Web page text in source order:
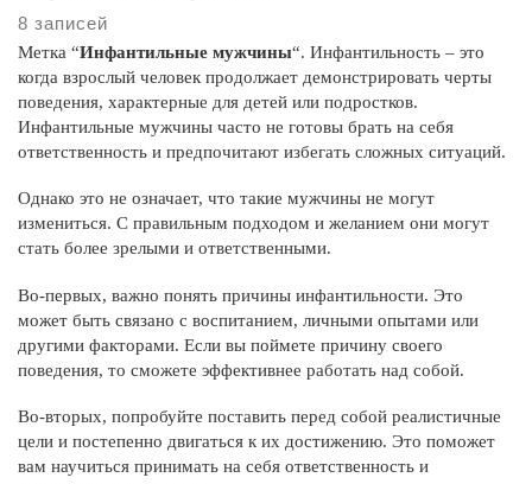
8 записей
Метка “Инфантильные мужчины“. Инфантильность – это
когда взрослый человек продолжает демонстрировать черты
поведения, характерные для детей или подростков.
Инфантильные мужчины часто не готовы брать на себя
ответственность и предпочитают избегать сложных ситуаций.
Однако это не означает, что такие мужчины не могут
измениться. С правильным подходом и желанием они могут
стать более зрелыми и ответственными.
Во-первых, важно понять причины инфантильности. Это
может быть связано с воспитанием, личными опытами или
другими факторами. Если вы поймете причину своего
поведения, то сможете эффективнее работать над собой.
Во-вторых, попробуйте поставить перед собой реалистичные
цели и постепенно двигаться к их достижению. Это поможет
вам научиться принимать на себя ответственность и